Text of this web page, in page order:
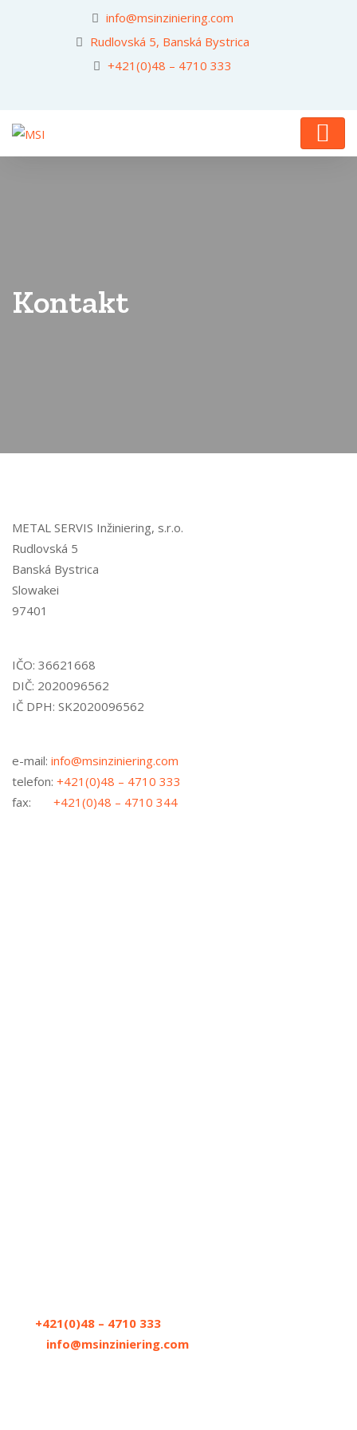
info@msinziniering.com
Rudlovská 5, Banská Bystrica
+421(0)48 – 4710 333
Kontakt
METAL SERVIS Inžiniering, s.r.o.
Rudlovská 5
Banská Bystrica
Slowakei
97401
IČO: 36621668
DIČ: 2020096562
IČ DPH: SK2020096562
e-mail: info@msinziniering.com
telefon: +421(0)48 – 4710 333
fax: +421(0)48 – 4710 344
+421(0)48 – 4710 333
info@msinziniering.com